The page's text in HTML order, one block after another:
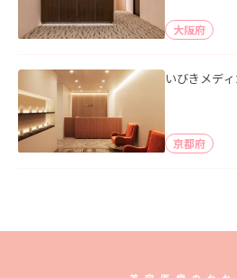
大阪府
いびきメデ
京都府